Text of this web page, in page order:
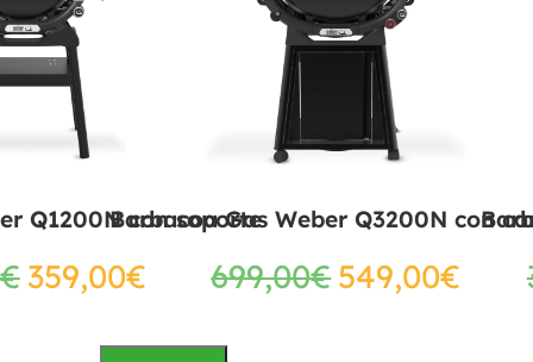
Q1200N con soporte
€359,00€
Barbacoa Gas Weber Q3200N con
699,00€549,00€